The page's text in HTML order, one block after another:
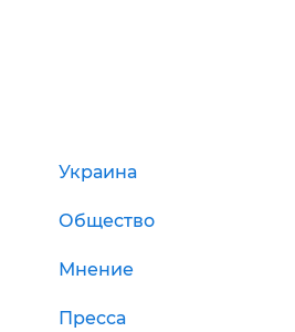
Украина
Общество
Мнение
Пресса